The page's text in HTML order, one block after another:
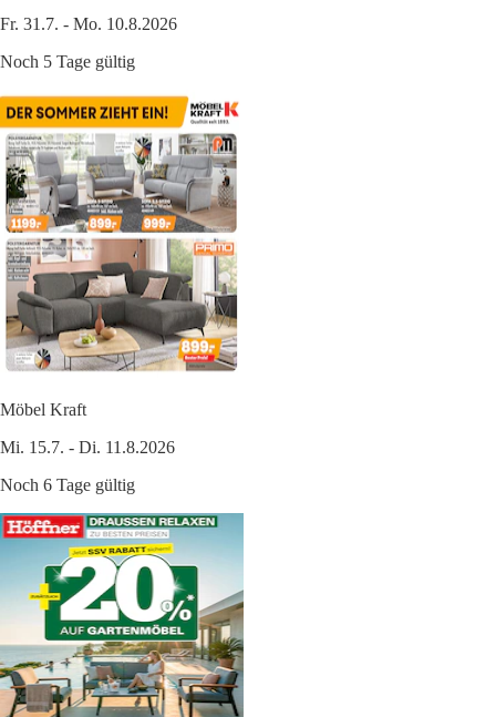
Fr. 31.7. - Mo. 10.8.2026
Noch 5 Tage gültig
Möbel Kraft
Mi. 15.7. - Di. 11.8.2026
Noch 6 Tage gültig